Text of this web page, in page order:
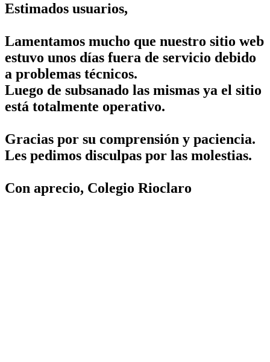
Estimados usuarios,
Lamentamos mucho que nuestro sitio web
estuvo unos días fuera de servicio debido
a problemas técnicos.
Luego de subsanado las mismas ya el sitio
está totalmente operativo.
Gracias por su comprensión y paciencia.
Les pedimos disculpas por las molestias.
Con aprecio, Colegio Rioclaro